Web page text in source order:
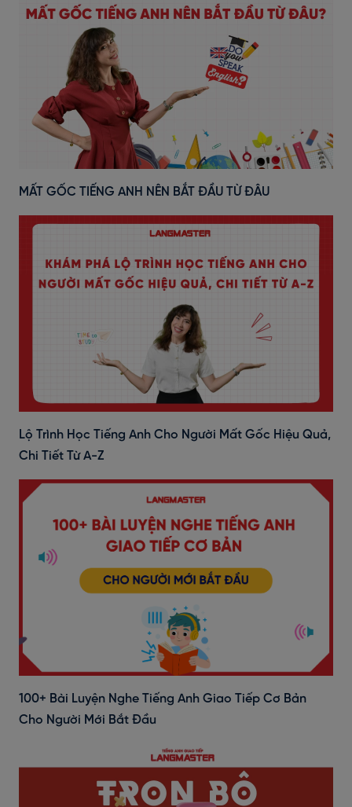
MẤT GỐC TIẾNG ANH NÊN BẮT ĐẦU TỪ ĐÂU
Lộ Trình Học Tiếng Anh Cho Người Mất Gốc Hiệu Quả,
Chi Tiết Từ A-Z
100+ Bài Luyện Nghe Tiếng Anh Giao Tiếp Cơ Bản
Cho Người Mới Bắt Đầu